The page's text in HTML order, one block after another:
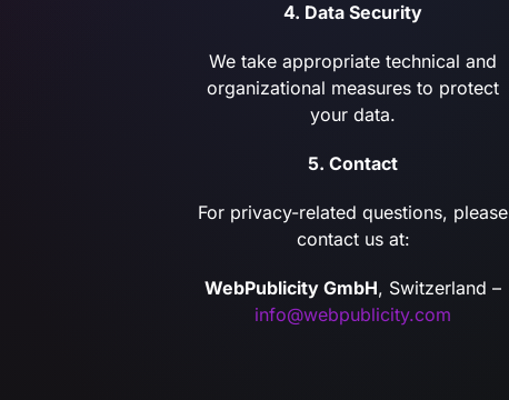
4. Data Security
We take appropriate technical and
organizational measures to protect
your data.
5. Contact
For privacy-related questions, please
contact us at:
WebPublicity GmbH, Switzerland –
info@webpublicity.com